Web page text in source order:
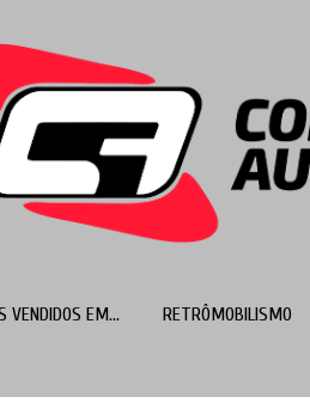
VENDIDOS EM... RETRÔMOBILISMO